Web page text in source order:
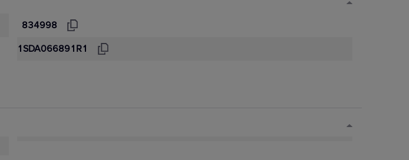
834998
1SDA066891R1